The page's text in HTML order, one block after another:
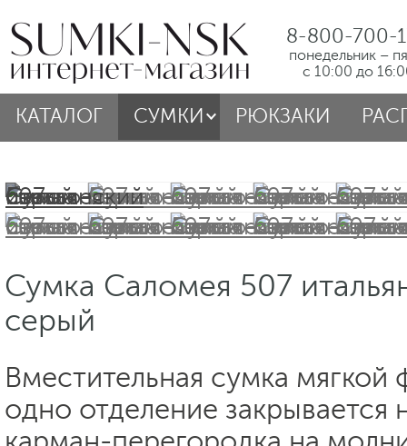
8-800-700-
понедельник –
с 10:00 до
КАТАЛОГ СУМКИ РЮКЗАКИ
Сумка Саломея 507
серый
Вместительная сумка
одно отделение